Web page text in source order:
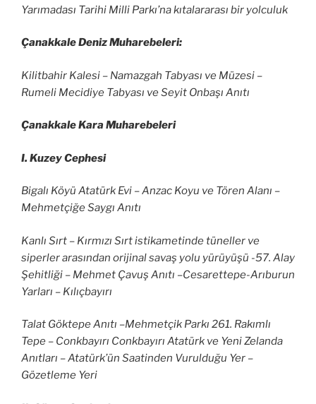
Yarımadası Tarihi Milli Parkı’na kıtalararası bir yolculuk
Çanakkale Deniz Muharebeleri:
Kilitbahir Kalesi – Namazgah Tabyası ve Müzesi –
Rumeli Mecidiye Tabyası ve Seyit Onbaşı Anıtı
Çanakkale Kara Muharebeleri
I. Kuzey Cephesi
Bigalı Köyü Atatürk Evi – Anzac Koyu ve Tören Alanı –
Mehmetçiğe Saygı Anıtı
Kanlı Sırt – Kırmızı Sırt istikametinde tüneller ve
siperler arasından orijinal savaş yolu yürüyüşü -57. Alay
Şehitliği – Mehmet Çavuş Anıtı –Cesarettepe-Arıburun
Yarları – Kılıçbayırı
Talat Göktepe Anıtı –Mehmetçik Parkı 261. Rakımlı
Tepe – Conkbayırı Conkbayırı Atatürk ve Yeni Zelanda
Anıtları – Atatürk’ün Saatinden Vurulduğu Yer –
Gözetleme Yeri